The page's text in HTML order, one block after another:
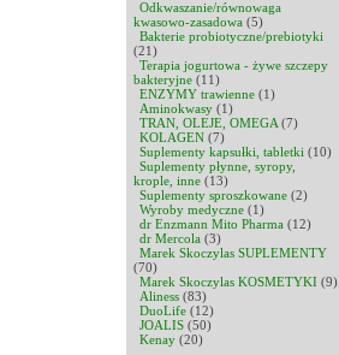
Odkwaszanie/równowaga
kwasowo-zasadowa (5)
Bakterie probiotyczne/prebiotyki
(21)
Terapia jogurtowa - żywe szczepy
bakteryjne (11)
ENZYMY trawienne (1)
Aminokwasy (1)
TRAN, OLEJE, OMEGA (7)
KOLAGEN (7)
Suplementy kapsułki, tabletki (10)
Suplementy płynne, syropy,
krople, inne (13)
Suplementy sproszkowane (2)
Wyroby medyczne (1)
dr Enzmann Mito Pharma (12)
dr Mercola (3)
Marek Skoczylas SUPLEMENTY
(70)
Marek Skoczylas KOSMETYKI (9)
Aliness (83)
DuoLife (12)
JOALIS (50)
Kenay (20)